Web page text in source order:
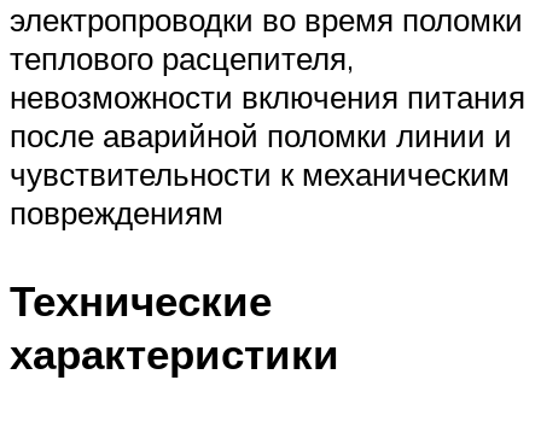
электропроводки во время поломки
теплового расцепителя,
невозможности включения питания
после аварийной поломки линии и
чувствительности к механическим
повреждениям
Технические
характеристики